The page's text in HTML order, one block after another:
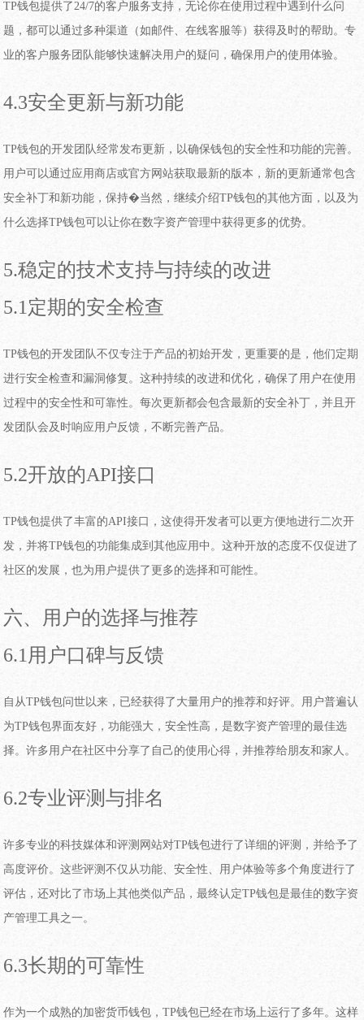
TP钱包提供了24/7的客户服务支持，无论你在使用过程中遇到什么问
题，都可以通过多种渠道（如邮件、在线客服等）获得及时的帮助。专
业的客户服务团队能够快速解决用户的疑问，确保用户的使用体验。
4.3安全更新与新功能
TP钱包的开发团队经常发布更新，以确保钱包的安全性和功能的完善。
用户可以通过应用商店或官方网站获取最新的版本，新的更新通常包含
安全补丁和新功能，保持�当然，继续介绍TP钱包的其他方面，以及为
什么选择TP钱包可以让你在数字资产管理中获得更多的优势。
5.稳定的技术支持与持续的改进
5.1定期的安全检查
TP钱包的开发团队不仅专注于产品的初始开发，更重要的是，他们定期
进行安全检查和漏洞修复。这种持续的改进和优化，确保了用户在使用
过程中的安全性和可靠性。每次更新都会包含最新的安全补丁，并且开
发团队会及时响应用户反馈，不断完善产品。
5.2开放的API接口
TP钱包提供了丰富的API接口，这使得开发者可以更方便地进行二次开
发，并将TP钱包的功能集成到其他应用中。这种开放的态度不仅促进了
社区的发展，也为用户提供了更多的选择和可能性。
六、用户的选择与推荐
6.1用户口碑与反馈
自从TP钱包问世以来，已经获得了大量用户的推荐和好评。用户普遍认
为TP钱包界面友好，功能强大，安全性高，是数字资产管理的最佳选
择。许多用户在社区中分享了自己的使用心得，并推荐给朋友和家人。
6.2专业评测与排名
许多专业的科技媒体和评测网站对TP钱包进行了详细的评测，并给予了
高度评价。这些评测不仅从功能、安全性、用户体验等多个角度进行了
评估，还对比了市场上其他类似产品，最终认定TP钱包是最佳的数字资
产管理工具之一。
6.3长期的可靠性
作为一个成熟的加密货币钱包，TP钱包已经在市场上运行了多年。这样